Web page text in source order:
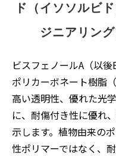
ド（イソソルビ
ジニアリン
ビスフェノールA（以
ポリカーボネート樹脂
高い透明性、優れた光
に、耐傷付き性に優れ
示します。植物由来の
性ポリマーではなく、